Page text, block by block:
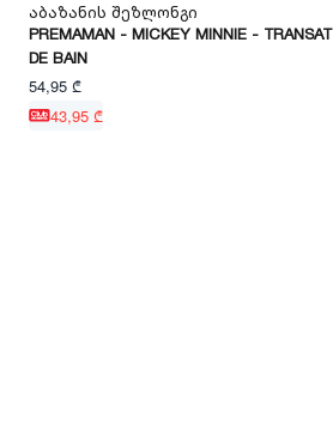
Აბაზანის Შეზლონგი
PREMAMAN - MICKEY MINNIE - TRANSAT
DE BAIN
54,95 ₾
43,95 ₾